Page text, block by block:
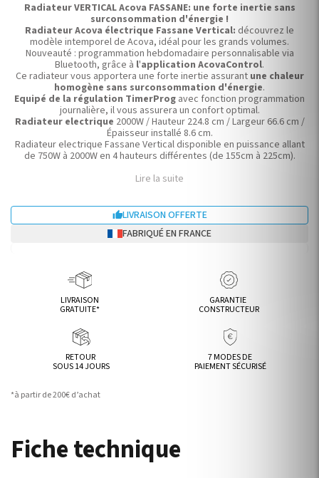
Radiateur VERTICAL Acova FASSANE: une forte inertie sans
surconsommation d'énergie !
Radiateur Acova électrique Fassane Vertical: découvrez le
modèle intemporel de Acova, idéal pour les grands volumes.
Nouveauté : programmation hebdomadaire personnalisable via
Bluetooth, grâce à l'application AcovaControl.
Ce radiateur vous apportera une forte inertie assurantune chaleur
homogène sans surconsommation d'énergie.
Equipé de la régulation TimerProg avec fonction programmation
journalière, il vous assurera un confort optimal.
Radiateur electrique 2000W / Hauteur 224.8 cm / Largeur 66.6 cm /
Épaisseur installé 8.6 cm.
Radiateur electrique Fassane Vertical disponible en puissance allant
de 750W à 2000W en 4 hauteurs différentes (de 155cm à 225cm).
Lire la suite
LIVRAISON OFFERTE
FABRIQUÉ EN FRANCE
LIVRAISON
GRATUITE*
GARANTIE
CONSTRUCTEUR
RETOUR
SOUS 14 JOURS
7 MODES DE
PAIEMENT SÉCURISÉ
*à partir de 200€ d’achat
Fiche technique